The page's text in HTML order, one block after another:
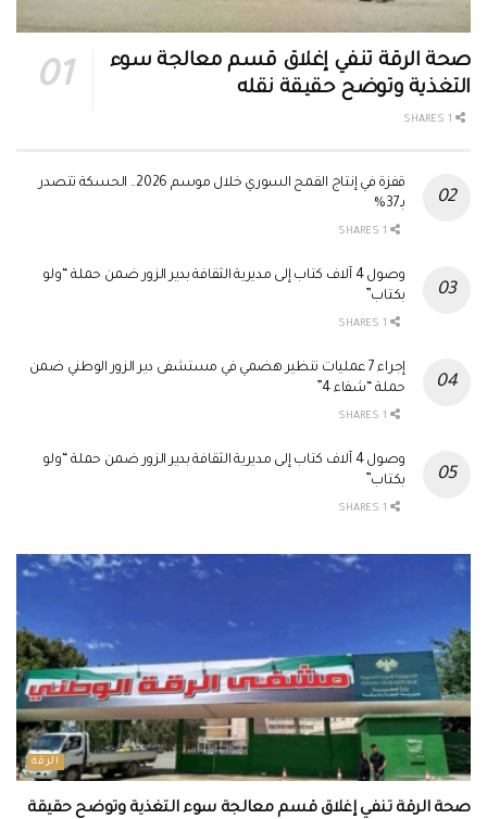
صحة الرقة تنفي إغلاق قسم معالجة سوء
التغذية وتوضح حقيقة نقله
قفزة في إنتاج القمح السوري خلال موسم 2026.. الحسكة تتصدر
بـ37%
وصول 4 آلاف كتاب إلى مديرية الثقافة بدير الزور ضمن حملة “ولو
بكتاب”
إجراء 7 عمليات تنظير هضمي في مستشفى دير الزور الوطني ضمن
حملة “شفاء 4”
وصول 4 آلاف كتاب إلى مديرية الثقافة بدير الزور ضمن حملة “ولو
بكتاب”
الرقة
صحة الرقة تنفي إغلاق قسم معالجة سوء التغذية وتوضح حقيقة